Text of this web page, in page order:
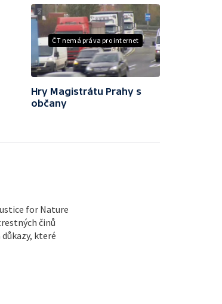
ČT nemá práva pro internet
Hry Magistrátu Prahy s
občany
for Nature
činů
které